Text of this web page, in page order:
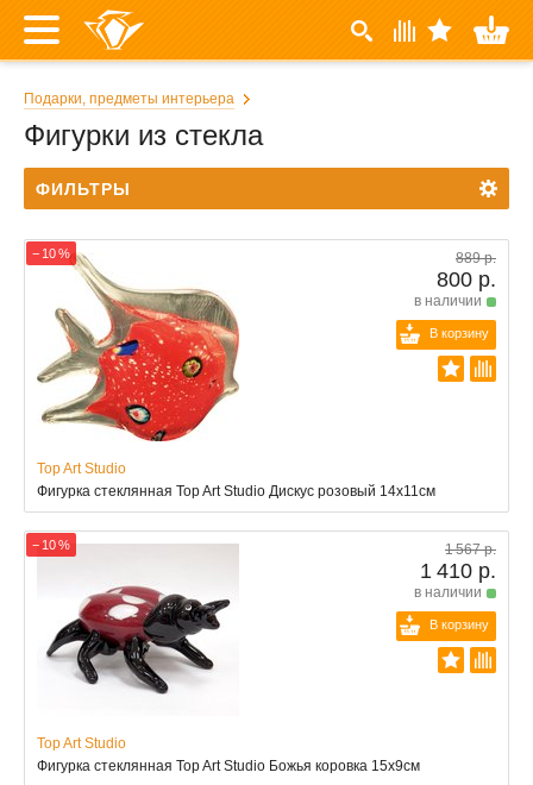
Подарки, предметы интерьера
Фигурки из стекла
ФИЛЬТРЫ
− 10 % 889 р.
800 р.
в наличии
В корзину
Top Art Studio
Фигурка стеклянная Top Art Studio Дискус розовый 14x11см
− 10 % 1 567 р.
1 410 р.
в наличии
В корзину
Top Art Studio
Фигурка стеклянная Top Art Studio Божья коровка 15x9см